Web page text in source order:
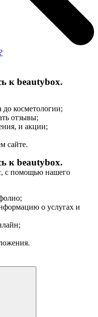
к beautybox.
косметологии;
отзывы;
и акции;
сайте.
к beautybox.
с помощью нашего
о услугах и